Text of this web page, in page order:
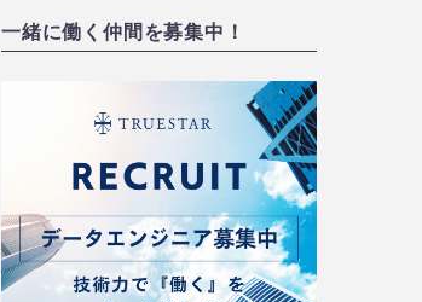
一緒に働く仲間を募集中！